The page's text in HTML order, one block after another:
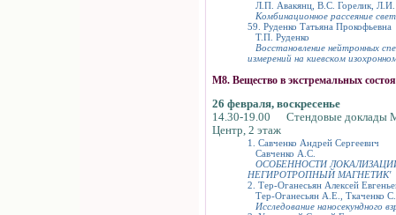
Л.П. Авакянц, В.С. Горелик,
Комбинационное рассеяние
59. Руденко Татьяна Прокофьевна
Т.П. Руденко
Восстановление нейтронных
измерений на киевском
М8. Вещество в экстремальных
26 февраля, воскресенье
14.30-19.00 Стендовые
Центр, 2 этаж
1. Савченко Андрей Сергеевич
Савченко А.С.
ОСОБЕННОСТИ
НЕГИРОТРОПНЫЙ МАГНЕТИК'
2. Тер-Оганесьян Алексей
Тер-Оганесьян А.Е., Ткаченко
Исследование наносекундного